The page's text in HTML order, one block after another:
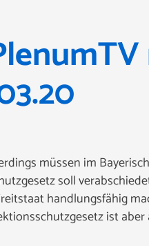
müssen im
soll
handlungsfähig
ist